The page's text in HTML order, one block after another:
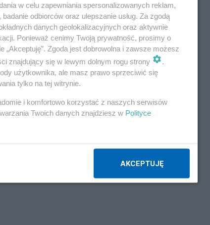
w celu zapewniania spersonalizowanych reklam,
odbiorców oraz ulepszanie usług. Za zgodą
danych geolokalizacyjnych oraz aktywnie
Ponieważ cenimy Twoją prywatność, prosimy o
Zgoda jest dobrowolna i zawsze możesz
znajdujący się w lewym dolnym rogu strony
.
użytkownika, ale masz prawo sprzeciwić się
tylko na tej witrynie.
i komfortowo korzystać z naszych serwisów
Twoich danych znajdziesz w Polityce
AKCEPTUJĘ